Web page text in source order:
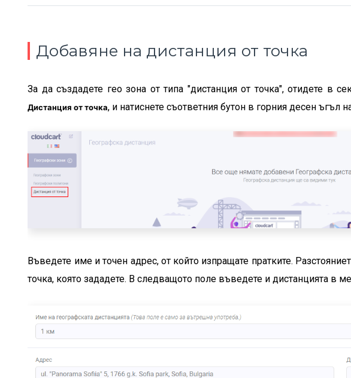
Добавяне на дистанция от точка
За да създадете гео зона от типа "дистанция от точка", отидете в
Дистанция от точка, и натиснете съответния бутон в горния десен ъгъл
Въведете име и точен адрес, от който изпращате пратките.
точка, която зададете. В следващото поле въведете и дистанцията в